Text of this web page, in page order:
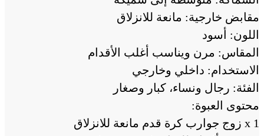
مقابض خارجية: مانعة للانزلاق
اللون: أسود
المقاس: مرن ويناسب أغلب الأقدام
الاستخدام: داخلي وخارجي
الفئة: رجال ونساء، كبار وصغار
محتوى العبوة:
1 x زوج جوارب كرة قدم مانعة للانزلاق